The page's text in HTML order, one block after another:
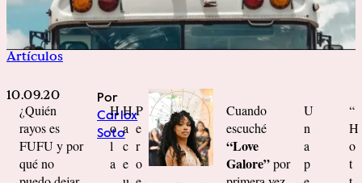
Artículos
10.09.20
¿Quién
rayos es
FUFU y por
qué no
Por
Carlox
Soto
H
o
l
a
H
a
c
e
P
e
r
o
Cuando
escuché
“Love
Galore”por
U
n
a
p
“
H
o
t